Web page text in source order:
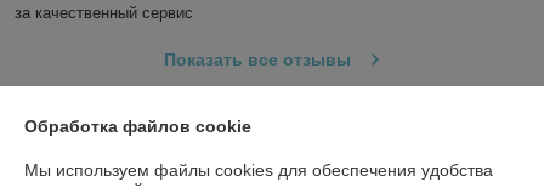
за качественный сервис
Показать все отзывы
О нас
Обработка файлов cookie
Мы используем файлы cookies для обеспечения удобства